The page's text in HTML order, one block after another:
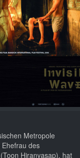
Metropole
des
Hiranyasap), hat